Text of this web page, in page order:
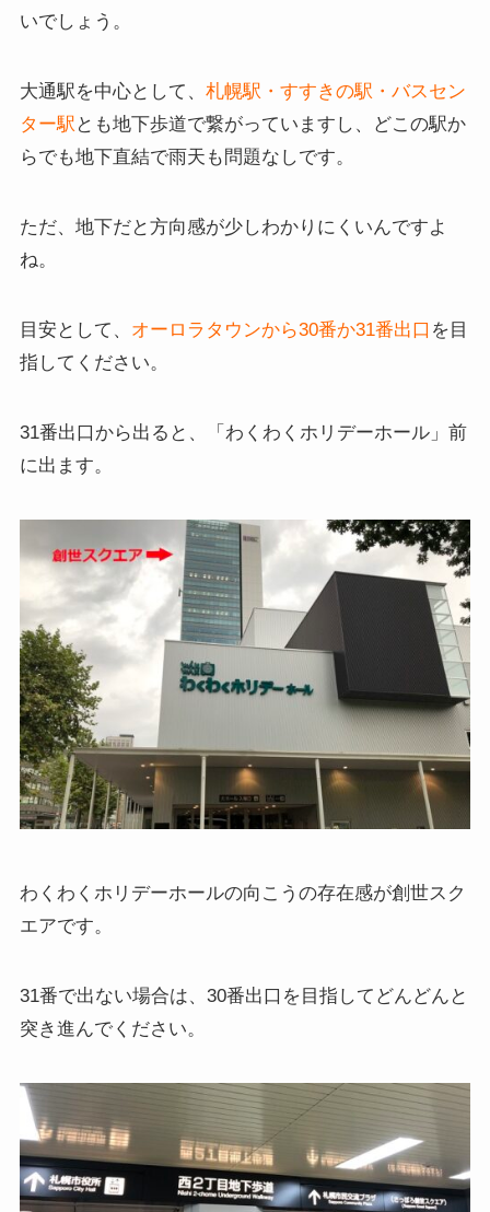
いでしょう。
大通駅を中心として、 札幌駅・すすきの駅・バスセン
ター駅 とも地下歩道で繋がっていますし、どこの駅か
らでも地下直結で雨天も問題なしです。
ただ、地下だと方向感が少しわかりにくいんですよ
ね。
目安として、 オーロラタウンから30番か31番出口 を目
指してください。
31番出口から出ると、「わくわくホリデーホール」前
に出ます。
わくわくホリデーホールの向こうの存在感が創世スク
エアです。
31番で出ない場合は、30番出口を目指してどんどんと
突き進んでください。